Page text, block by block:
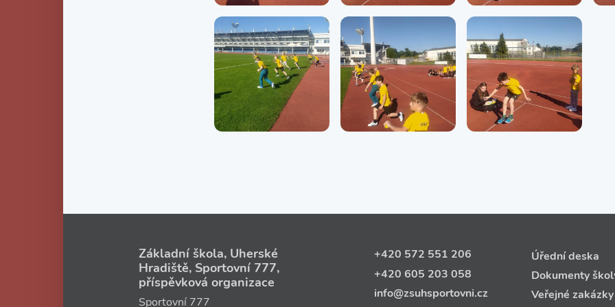
Základní škola, Uherské
Hradiště, Sportovní 777,
příspěvková organizace
Sportovní 777
+420 572 551 206
+420 605 203 058
info@zsuhsportovni.cz
Úřední deska
Dokumenty
Veřejné zakázky